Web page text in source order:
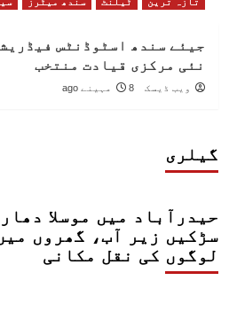
جیئے سندھ اسٹوڈنٹس
نئی مرکزی قیادت منتخب
ویب ڈیسک 8 مہینے ago
گیلری
حیدرآباد میں موسلا
سڑکیں زیر آب، گھروں
لوگوں کی نقل مکانی